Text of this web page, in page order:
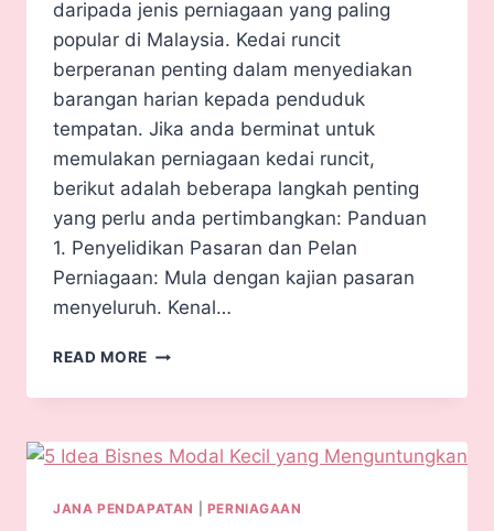
daripada jenis perniagaan yang paling
popular di Malaysia. Kedai runcit
berperanan penting dalam menyediakan
barangan harian kepada penduduk
tempatan. Jika anda berminat untuk
memulakan perniagaan kedai runcit,
berikut adalah beberapa langkah penting
yang perlu anda pertimbangkan: Panduan
1. Penyelidikan Pasaran dan Pelan
Perniagaan: Mula dengan kajian pasaran
menyeluruh. Kenal…
READ MORE
JANA PENDAPATAN PERNIAGAAN